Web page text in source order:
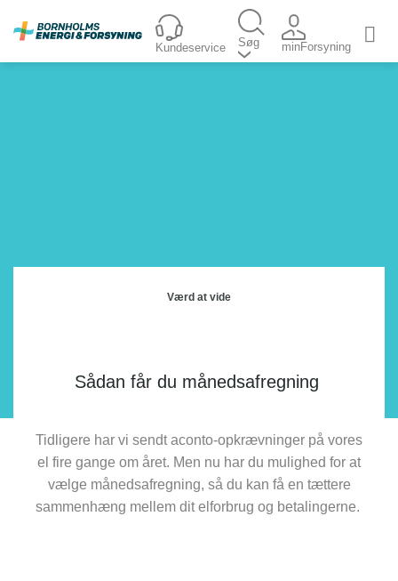
Kundeservice Søg minForsyning
Værd at vide
Sådan får du månedsafregning
Tidligere har vi sendt aconto-opkrævninger på vores
el fire gange om året. Men nu har du mulighed for at
vælge månedsafregning, så du kan få en tættere
sammenhæng mellem dit elforbrug og betalingerne.